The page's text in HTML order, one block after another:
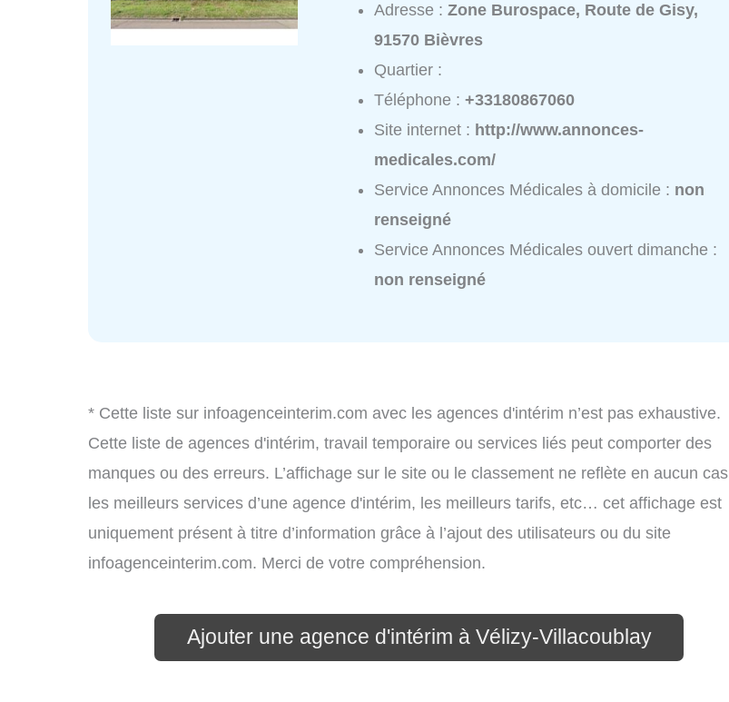
Adresse :Zone Burospace, Route de Gisy,
91570 Bièvres
Quartier :
Téléphone :+33180867060
Site internet : http://www.annonces-
medicales.com/
Service Annonces Médicales à domicile : non
renseigné
Service Annonces Médicales ouvert dimanche :
non renseigné
* Cette liste sur infoagenceinterim.com avec les agences d'intérim n’est pas exhaustive.
Cette liste de agences d'intérim, travail temporaire ou services liés peut comporter des
manques ou des erreurs. L’affichage sur le site ou le classement ne reflète en aucun cas
les meilleurs services d’une agence d'intérim, les meilleurs tarifs, etc… cet affichage est
uniquement présent à titre d’information grâce à l’ajout des utilisateurs ou du site
infoagenceinterim.com. Merci de votre compréhension.
Ajouter une agence d'intérim à Vélizy-Villacoublay